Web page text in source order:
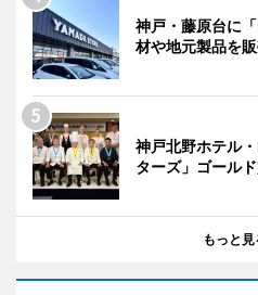
神戸・藤原台に
材や地元製品を
神戸北野ホテル
ターズ」ゴール
もっと見